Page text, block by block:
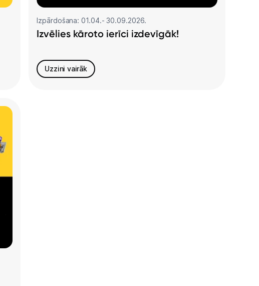
Izpārdošana: 01.04.- 30.09.2026.
Izvēlies kāroto ierīci izdevīgāk!
Uzzini vairāk